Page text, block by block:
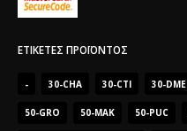
ΕΤΙΚΈΤΕΣ ΠΡΟΪΌΝΤΟΣ
- 30-CHA 30-CTI 30-DME
50-GRO 50-MAK 50-PUC